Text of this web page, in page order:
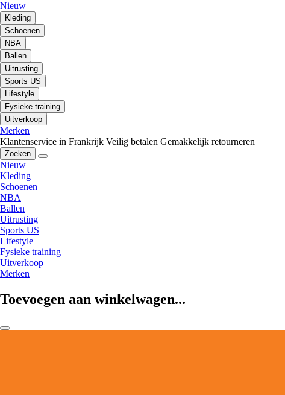
Nieuw
Kleding
Schoenen
NBA
Ballen
Uitrusting
Sports US
Lifestyle
Fysieke training
Uitverkoop
Merken
Klantenservice in Frankrijk Veilig betalen Gemakkelijk retourneren
Zoeken
Nieuw
Kleding
Schoenen
NBA
Ballen
Uitrusting
Sports US
Lifestyle
Fysieke training
Uitverkoop
Merken
Toevoegen aan winkelwagen...